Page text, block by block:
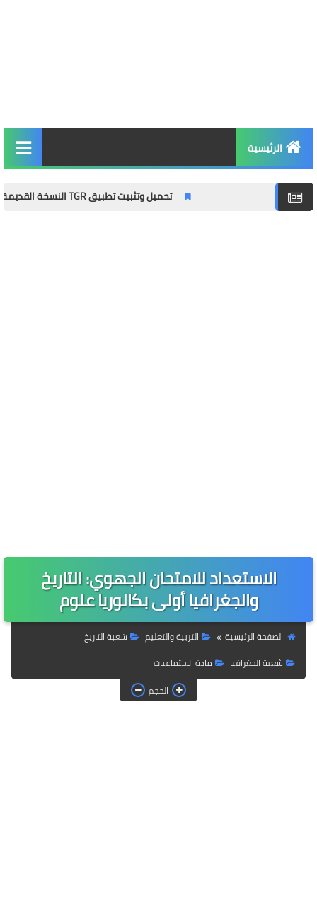
الرئيسية
تحميل وتثبيت تطبيق TGR النسخة القديمة – الدليل الشامل مع المميزات وطريقة التثبيت خطوة بخطوة
الاستعداد للامتحان الجهوي: التاريخ
والجغرافيا أولى بكالوريا علوم
الصفحة الرئيسية التربية والتعليم
شعبة التاريخ
شعبة الجغرافيا
مادة الاجتماعيات
الحجم